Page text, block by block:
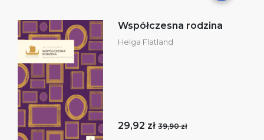
Współczesna rodzina
Helga Flatland
29,92 zł 39,90 zł